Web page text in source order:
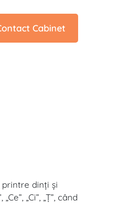
Cabinet
printre dinţi şi
„Ci”, „Ţ”, când